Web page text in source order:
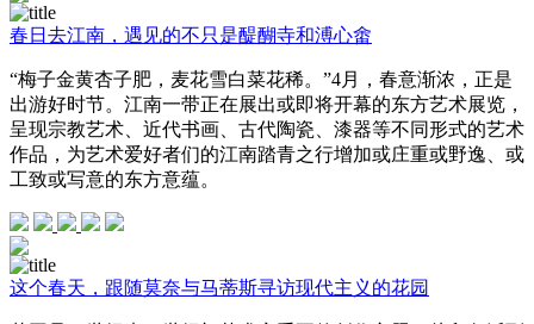
春日去江南，遇见的不只是醍醐寺和溥心畬
“梅子金黄杏子肥，麦花雪白菜花稀。”4月，春意渐浓，正是
出游好时节。江南一带正在展出或即将开幕的东方艺术展览，
呈现宗教艺术、近代书画、古代陶瓷、漆器等不同形式的艺术
作品，为艺术爱好者们的江南踏青之行增加或庄重或野逸、或
工致或写意的东方意蕴。
这个春天，跟随莫奈与马蒂斯寻访现代主义的花园